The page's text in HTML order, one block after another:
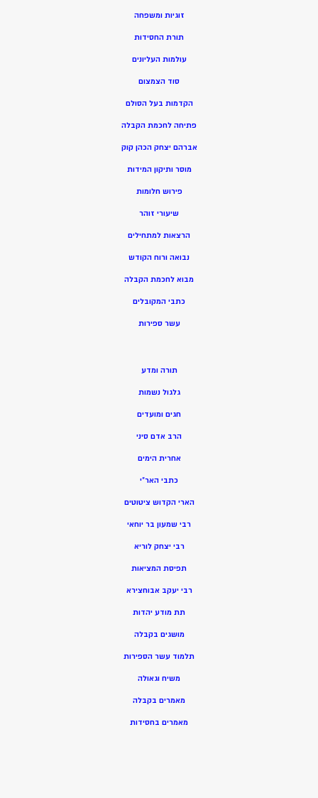
זוגיות ומשפחה
תורת החסידות
עולמות העליונים
סוד הצמצום
הקדמות בעל הסולם
פתיחה לחכמת הקבלה
אברהם יצחק הכהן קוק
מוסר ותיקון המידות
פירוש חלומות
שיעורי זוהר
הרצאות למתחילים
נבואה ורוח הקודש
מבוא לחכמת הקבלה
כתבי המקובלים
עשר ספירות
תורה ומדע
גלגול נשמות
חגים ומועדים
הרב אדם סיני
אחרית הימים
כתבי האר”י
הארי הקדוש ציטוטים
רבי שמעון בר יוחאי
רבי יצחק לוריא
תפיסת המציאות
רבי יעקב אבוחצירא
תת מודע יהדות
מושגים בקבלה
תלמוד עשר הספירות
משיח וגאולה
מאמרים בקבלה
מאמרים בחסידות